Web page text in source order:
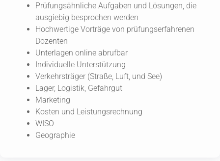
Prüfungsähnliche Aufgaben und Lösungen, die
ausgiebig besprochen werden
Hochwertige Vorträge von prüfungserfahrenen
Dozenten
Unterlagen online abrufbar
Individuelle Unterstützung
Verkehrsträger (Straße, Luft, und See)
Lager, Logistik, Gefahrgut
Marketing
Kosten und Leistungsrechnung
WISO
Geographie